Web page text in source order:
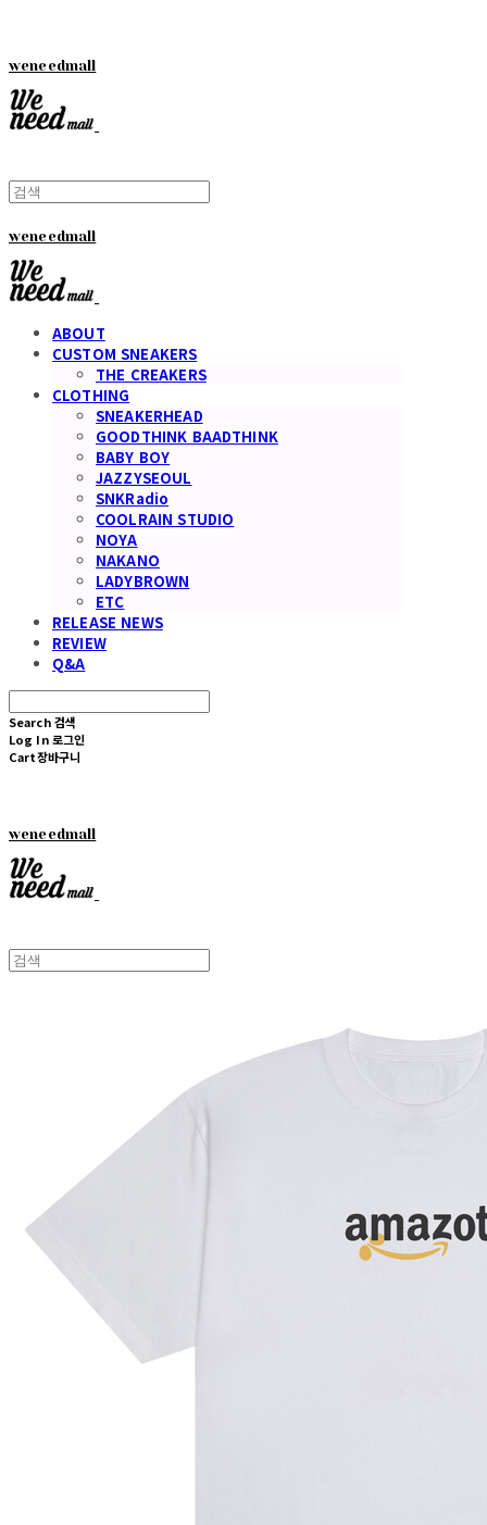
weneedmall
weneedmall
ABOUT
CUSTOM SNEAKERS
THE CREAKERS
CLOTHING
SNEAKERHEAD
GOODTHINK BAADTHINK
BABY BOY
JAZZYSEOUL
SNKRadio
COOLRAIN STUDIO
NOYA
NAKANO
LADYBROWN
ETC
RELEASE NEWS
REVIEW
Q&A
Search 검색
Log In 로그인
Cart장바구니
weneedmall